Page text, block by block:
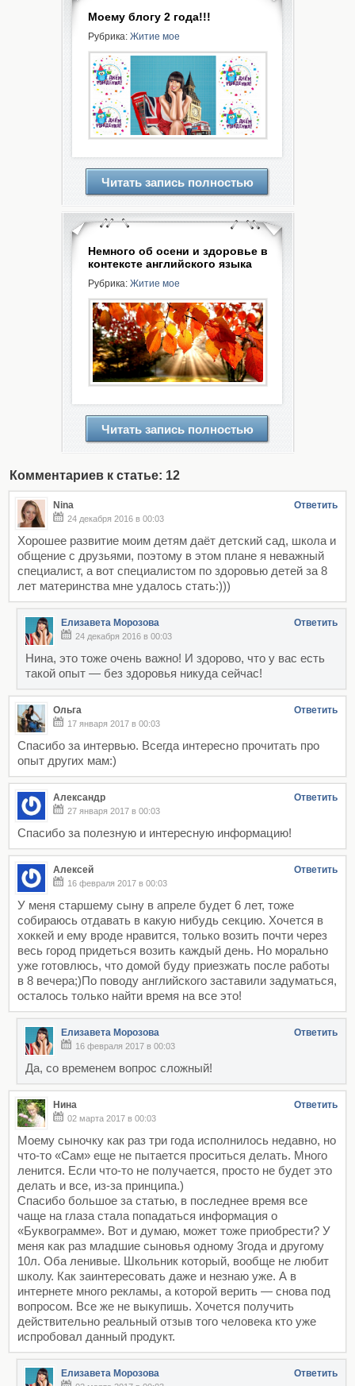
Моему блогу 2 года!!!
Рубрика: Житие мое
Читать запись полностью
Немного об осени и здоровье в
контексте английского языка
Рубрика: Житие мое
Читать запись полностью
Комментариев к статье: 12
Nina Ответить
24 декабря 2016 в 00:03
Хорошее развитие моим детям даёт детский сад, школа и
общение с друзьями, поэтому в этом плане я неважный
специалист, а вот специалистом по здоровью детей за 8
лет материнства мне удалось стать:)))
Елизавета Морозова Ответить
24 декабря 2016 в 00:03
Нина, это тоже очень важно! И здорово, что у вас есть
такой опыт — без здоровья никуда сейчас!
Ольга Ответить
17 января 2017 в 00:03
Спасибо за интервью. Всегда интересно прочитать про
опыт других мам:)
Александр Ответить
27 января 2017 в 00:03
Спасибо за полезную и интересную информацию!
Алексей Ответить
16 февраля 2017 в 00:03
У меня старшему сыну в апреле будет 6 лет, тоже
собираюсь отдавать в какую нибудь секцию. Хочется в
хоккей и ему вроде нравится, только возить почти через
весь город придеться возить каждый день. Но морально
уже готовлюсь, что домой буду приезжать после работы
в 8 вечера;)По поводу английского заставили задуматься,
осталось только найти время на все это!
Елизавета Морозова Ответить
16 февраля 2017 в 00:03
Да, со временем вопрос сложный!
Нина Ответить
02 марта 2017 в 00:03
Моему сыночку как раз три года исполнилось недавно, но
что-то «Сам» еще не пытается проситься делать. Много
ленится. Если что-то не получается, просто не будет это
делать и все, из-за принципа.)
Спасибо большое за статью, в последнее время все
чаще на глаза стала попадаться информация о
«Буквограмме». Вот и думаю, может тоже приобрести? У
меня как раз младшие сыновья одному 3года и другому
10л. Оба ленивые. Школьник который, вообще не любит
школу. Как заинтересовать даже и незнаю уже. А в
интернете много рекламы, а которой верить — снова под
вопросом. Все же не выкупишь. Хочется получить
действительно реальный отзыв того человека кто уже
испробовал данный продукт.
Елизавета Морозова Ответить